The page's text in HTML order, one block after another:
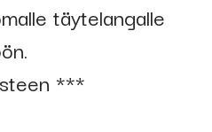
täytelangalle
***